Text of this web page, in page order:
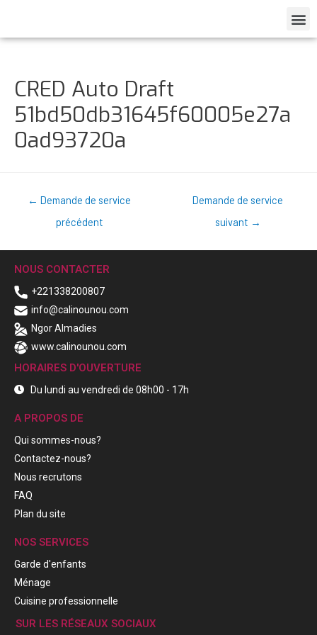
CRED Auto Draft
51bd50db31645f60005e27a
0ad93720a
← Demande de service
précédent
Demande de service
suivant →
NOUS CONTACTER
+221338200807
info@calinounou.com
Ngor Almadies
www.calinounou.com
HORAIRES D'OUVERTURE
Du lundi au vendredi de 08h00 - 17h
A PROPOS DE
Qui sommes-nous?
Contactez-nous?
Nous recrutons
FAQ
Plan du site
NOS SERVICES
Garde d'enfants
Ménage
Cuisine professionnelle
SUR LES RÉSEAUX SOCIAUX